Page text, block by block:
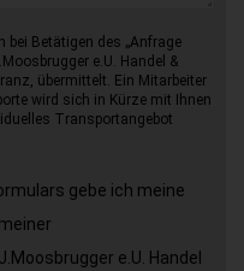
bei Betätigen des „Anfrage
e.U. Handel &
übermittelt. Ein Mitarbeiter
wird sich in Kürze mit Ihnen
Transportangebot
gebe ich meine
e.U. Handel